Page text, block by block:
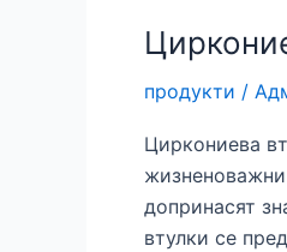
пръти
от
силициев
продукти /
Циркониева
допринасят
втулки се